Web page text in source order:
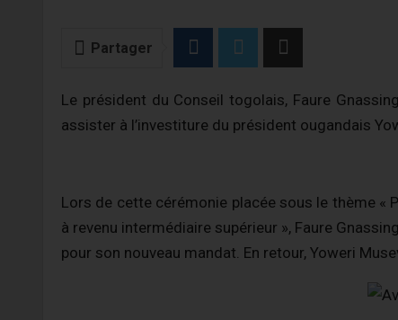
Partager
Le président du Conseil togolais, Faure
assister à l’investiture du président ougandais
Lors de cette cérémonie placée sous le thème
à revenu intermédiaire supérieur », Faure
pour son nouveau mandat. En retour, Yoweri